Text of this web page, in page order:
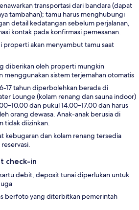
transportasi dari bandara (dapat
tambahan); tamu harus menghubungi
detail kedatangan sebelum perjalanan,
kontak pada konfirmasi pemesanan.
properti akan menyambut tamu saat
diberikan oleh properti mungkin
menggunakan sistem terjemahan otomatis
17 tahun diperbolehkan berada di
Lounge (kolam renang dan sauna indoor)
dan pukul 14.00–17.00 dan harus
orang dewasa. Anak-anak berusia di
tidak diizinkan.
kebugaran dan kolam renang tersedia
check-in
debit, deposit tunai diperlukan untuk
berfoto yang diterbitkan pemerintah